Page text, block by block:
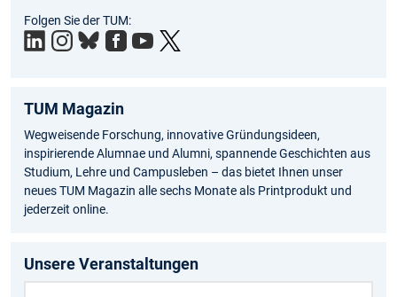
edIn
Folgen Sie der TUM:
TUM Magazin
Wegweisende Forschung, innovative Gründungsideen,
inspirierende Alumnae und Alumni, spannende Geschichten aus
Studium, Lehre und Campusleben – das bietet Ihnen unser
neues TUM Magazin alle sechs Monate als Printprodukt und
jederzeit online.
Unsere Veranstaltungen